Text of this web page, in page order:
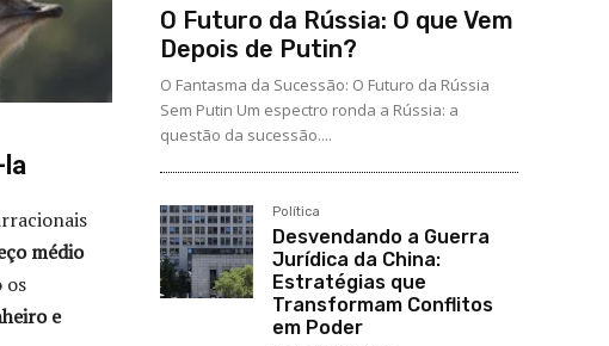
la
médio
os
e
O Futuro da Rússia: O que Vem
Depois de Putin?
O Fantasma da Sucessão: O Futuro da Rússia
Sem Putin Um espectro ronda a Rússia: a
questão da sucessão....
Política
Desvendando a Guerra
Jurídica da China:
Estratégias que
Transformam Conflitos
em Poder